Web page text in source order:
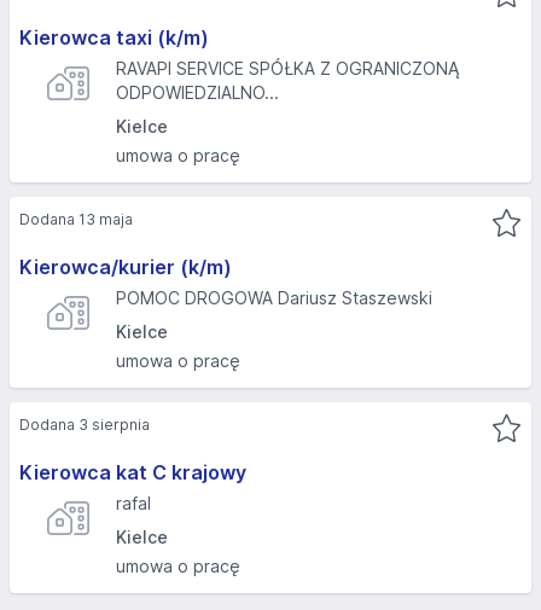
Kierowca taxi (k/m)
RAVAPI SERVICE SPÓŁKA Z OGRANICZONĄ
ODPOWIEDZIALNO...
Kielce
umowa o pracę
Kierowca/kurier (k/m)
POMOC DROGOWA Dariusz Staszewski
Kielce
umowa o pracę
Dodana 13 maja
Kierowca kat C krajowy
rafal
Kielce
umowa o pracę
Dodana 3 sierpnia